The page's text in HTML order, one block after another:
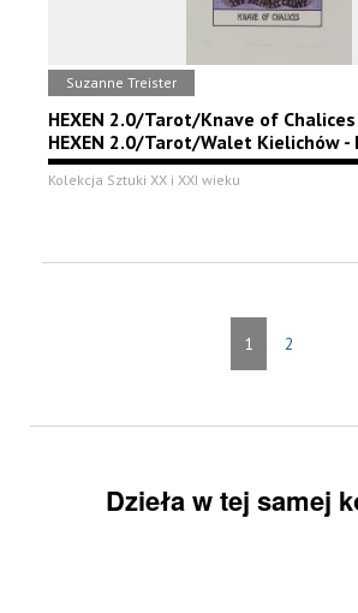
Suzanne Treister
HEXEN 2.0/Tarot/Knave of
HEXEN 2.0/Tarot/Walet Kielichów -
Kolekcja Sztuki XX i XXI wieku
1 2
Dzieła w tej samej